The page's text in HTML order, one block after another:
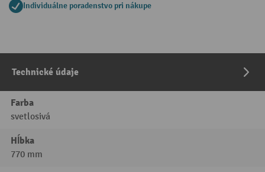
Individuálne poradenstvo pri nákupe
Technické údaje
Farba
svetlosivá
Hĺbka
770 mm